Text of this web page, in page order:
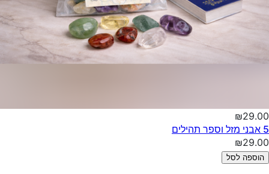
₪29.00
5 אבני מזל וספר תהילים
₪29.00
הוספה לסל